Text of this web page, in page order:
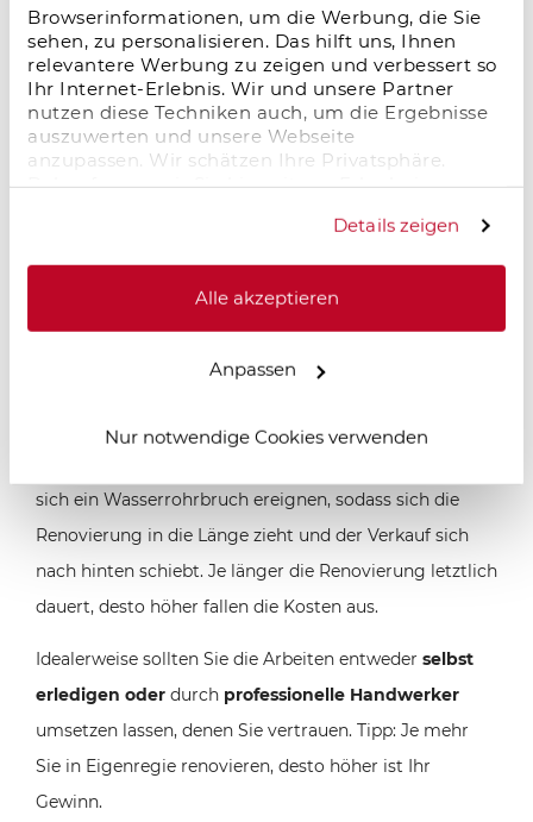
Browserinformationen, um die Werbung, die Sie
sehen, zu personalisieren. Das hilft uns, Ihnen
relevantere Werbung zu zeigen und verbessert so
Ihr Internet-Erlebnis. Wir und unsere Partner
nutzen diese Techniken auch, um die Ergebnisse
auszuwerten und unsere Webseite
anzupassen. Wir schätzen Ihre Privatsphäre.
Daher fragen wir Sie hiermit um Erlaubnis zum
Details zeigen
Alle akzeptieren
Anpassen
Nur notwendige Cookies verwenden
Sanierung beim Immobilien Flipping
Das A und O der Sanierung ist einegute Kalkulation
laufende Kostenzu
berücksichtigen. Ebenfalls einzuplanen ist die
Spekulationssteuer. Diese ist für Immobilien fällig, die
gewinnbringend weiterverkauft werden.
Finanzielle sowie zeitliche Puffer schützen Sie vor
sich ein Wasserrohrbruch ereignen, sodass sich die
Renovierung in die Länge zieht und der Verkauf sich
nach hinten schiebt. Je länger die Renovierung letztlich
dauert, desto höher fallen die Kosten aus.
Idealerweise sollten Sie die Arbeiten entweder selbst
erledigen oder durch professionelle Handwerker
umsetzen lassen, denen Sie vertrauen. Tipp: Je mehr
Sie in Eigenregie renovieren, desto höher ist Ihr
Gewinn.